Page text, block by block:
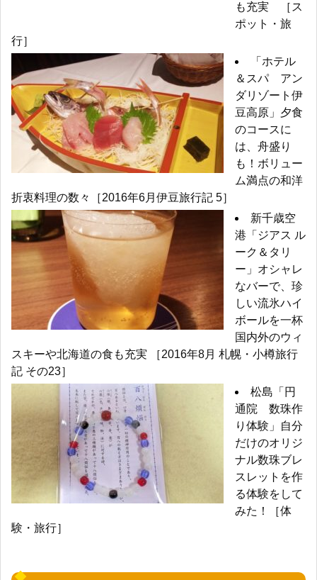
も充実 ［ス
ポット・旅
行］
「ホテル
＆スパ アン
ダリゾート伊
豆高原」夕食
のコースに
は、舟盛り
も！ボリュー
ム満点の和洋
折衷料理の数々［2016年6月伊豆旅行記 5］
新千歳空
港「ジアス ル
ーク＆タリ
ー」オシャレ
なバーで、珍
しい流氷ハイ
ボールを一杯
国内外のウィ
スキーや北海道の食も充実 ［2016年8月 札幌・小樽旅行
記 その23］
松島「円
通院 数珠作
り体験」自分
だけのオリジ
ナル数珠ブレ
スレットを作
る体験をして
みた！［体
験・旅行］